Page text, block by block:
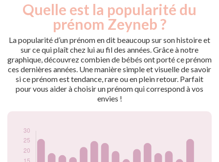
Quelle est la popularité du
prénom Zeyneb ?
La popularité d’un prénom en dit beaucoup sur son histoire et
sur ce qui plaît chez lui au fil des années. Grâce à notre
graphique, découvrez combien de bébés ont porté ce prénom
ces dernières années. Une manière simple et visuelle de savoir
si ce prénom est tendance, rare ou en plein retour. Parfait
pour vous aider à choisir un prénom qui correspond à vos
envies !
Année
Nouveaux-
nés
2010
26
2011
19
2012
18
2013
17
2014
22
2015
25
2019
2021